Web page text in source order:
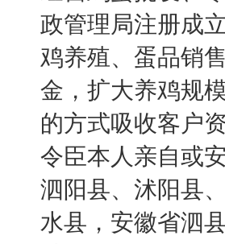
政管理局注册成
鸡养殖、蛋品销
金，扩大养鸡规
的方式吸收客户
令臣本人亲自或
泗阳县、沭阳县
水县，安徽省泗